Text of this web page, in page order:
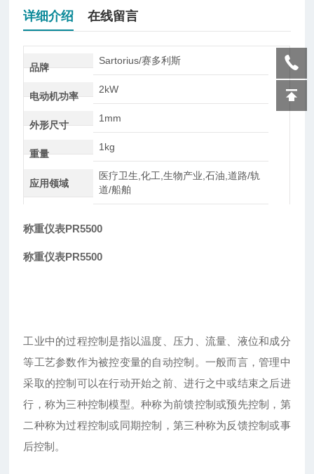
详细介绍 在线留言
品牌
Sartorius/赛多利斯
电动机功率
2kW
外形尺寸
1mm
重量
1kg
应用领域
医疗卫生,化工,生物产业,石油,道路/轨
道/船舶
称重仪表PR5500
称重仪表PR5500
工业中的过程控制是指以温度、压力、流量、液位和成分
等工艺参数作为被控变量的自动控制。一般而言，管理中
采取的控制可以在行动开始之前、进行之中或结束之后进
行，称为三种控制模型。种称为前馈控制或预先控制，第
二种称为过程控制或同期控制，第三种称为反馈控制或事
后控制。